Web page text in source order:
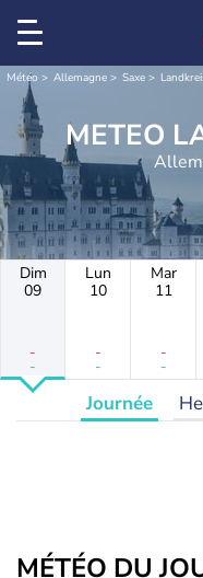
Météo Allemagne Saxe
Dim
09
-
-
Lun
10
-
-
Mar
11
-
-
Journée
MÉTÉO DU